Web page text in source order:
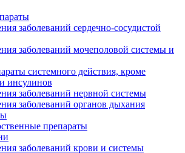
заболеваний сердечно-сосудистой
заболеваний мочеполовой системы и
системного действия, кроме
инсулинов
заболеваний нервной системы
заболеваний органов дыхания
препараты
заболеваний крови и системы